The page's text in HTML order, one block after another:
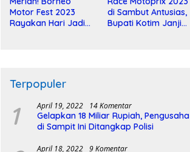
Motor Fest 2023
Rayakan Hari Jadi
di Sambut Antusias,
Bupati Kotim Janji
Terpopuler
1 April 19, 2022 14 Komentar
Gelapkan 18 Miliar Rupiah, Pengusaha
di Sampit Ini Ditangkap Polisi
April 18, 2022 9 Komentar